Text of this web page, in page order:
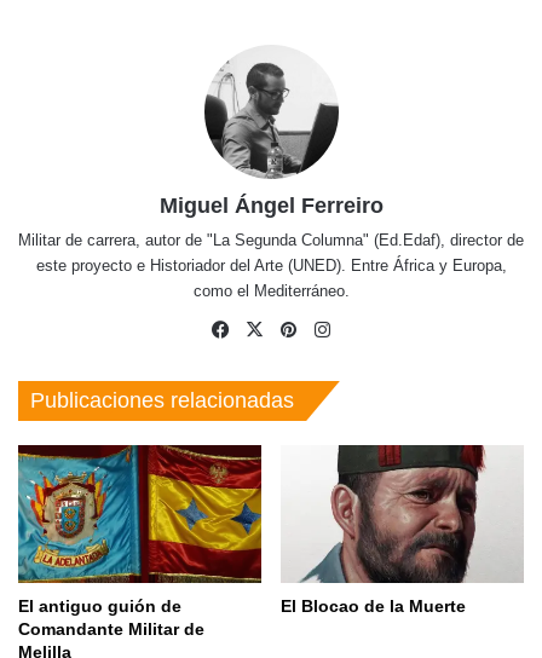
Miguel Ángel Ferreiro
Militar de carrera, autor de "La Segunda Columna" (Ed.Edaf), director de
este proyecto e Historiador del Arte (UNED). Entre África y Europa,
como el Mediterráneo.
Facebook
X Pinterest
Publicaciones relacionadas
El antiguo guión de
Comandante Militar de
Melilla
El Blocao de la Muerte